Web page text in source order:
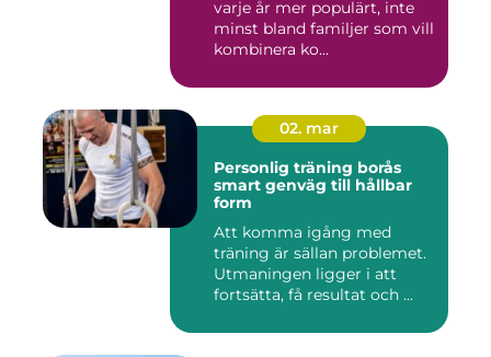
varje år mer populärt, inte
minst bland familjer som vill
kombinera ko...
02. mar
Personlig träning borås
smart genväg till hållbar
form
Att komma igång med
träning är sällan problemet.
Utmaningen ligger i att
fortsätta, få resultat och ...